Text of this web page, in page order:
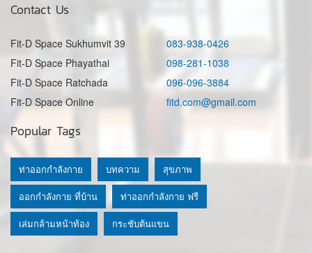
Contact Us
Fit-D Space Sukhumvit 39
083-938-0426
Fit-D Space Phayathai
098-281-1038
Fit-D Space Ratchada
096-096-3884
Fit-D Space Online
fitd.com@gmail.com
Popular Tags
ท่าออกกำลังกาย บทความ สุขภาพ
ออกกำลังกาย ที่บ้าน ท่าออกกำลังกาย ฟรี
เล่มกล้ามหน้าท้อง กระชับต้นแขน